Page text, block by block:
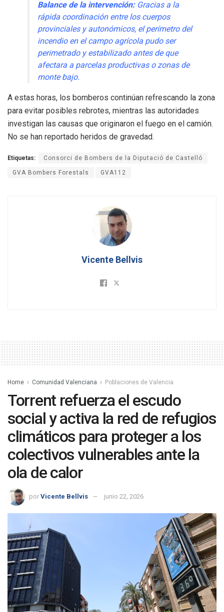
Balance de la intervención:Gracias a la
rápida coordinación entre los cuerpos
provinciales y autonómicos, el perímetro del
incendio en el campo agrícola pudo ser
perimetrado y estabilizado antes de que
afectara a parcelas productivas o zonas de
monte bajo.
A estas horas, los bomberos continúan refrescando la zona
para evitar posibles rebrotes, mientras las autoridades
investigan las causas que originaron el fuego en el camión.
No se han reportado heridos de gravedad.
Etiquetas: Consorci de Bombers de la Diputació de Castelló
GVA Bombers Forestals GVA112
Vicente Bellvis
Home Comunidad Valenciana Poblaciones de Valencia
Torrent refuerza el escudo
social y activa la red de refugios
climáticos para proteger a los
colectivos vulnerables ante la
ola de calor
por Vicente Bellvis junio 22, 2026